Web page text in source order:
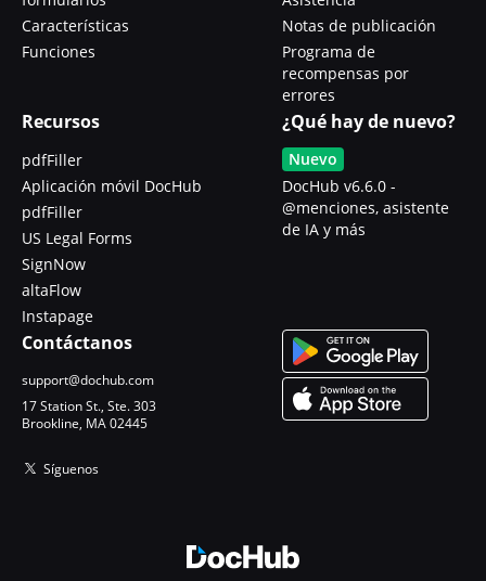
Características
Funciones
Notas de publicación
Programa de
recompensas por
errores
Recursos
pdfFiller
Aplicación móvil DocHub
pdfFiller
US Legal Forms
SignNow
altaFlow
Instapage
¿Qué hay de nuevo?
Nuevo
DocHub v6.6.0 -
@menciones, asistente
de IA y más
Contáctanos
support@dochub.com
17 Station St., Ste. 303
Brookline, MA 02445
Síguenos